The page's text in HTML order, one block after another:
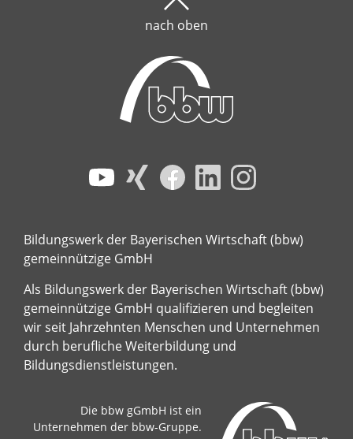
nach oben
Bildungswerk der Bayerischen Wirtschaft (bbw)
gemeinnützige GmbH
Als Bildungswerk der Bayerischen Wirtschaft (bbw)
gemeinnützige GmbH qualifizieren und begleiten
wir seit Jahrzehnten Menschen und Unternehmen
durch berufliche Weiterbildung und
Bildungsdienstleistungen.
Die bbw gGmbH ist ein
Unternehmen der bbw-Gruppe.